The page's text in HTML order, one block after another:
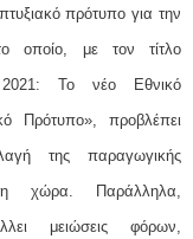
πρότυπο για την
οποίο, με τον τίτλο
Το νέο Εθνικό
Πρότυπο», προβλέπει
της παραγωγικής
χώρα. Παράλληλα,
μειώσεις φόρων,